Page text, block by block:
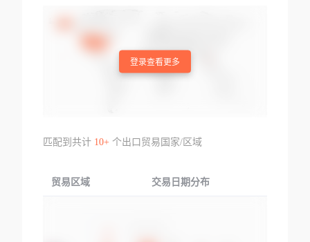
登录查看更多
匹配到共计 10+个出口贸易国家/区域
贸易区域 交易日期分布